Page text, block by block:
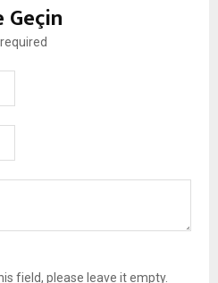
field, please leave it empty.